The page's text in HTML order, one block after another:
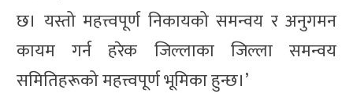
छ। यस्तो महत्त्वपूर्ण निकायको समन्वय र अनुगमन
कायम गर्न हरेक जिल्लाका जिल्ला समन्वय
समितिहरूको महत्त्वपूर्ण भूमिका हुन्छ।’